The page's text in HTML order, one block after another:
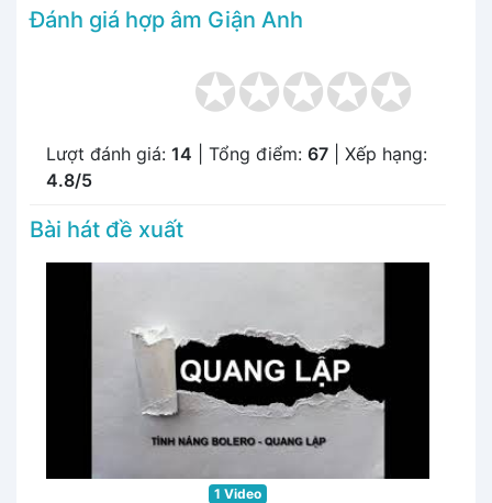
Đánh giá hợp âm Giận Anh
Lượt đánh giá: 14 | Tổng điểm: 67 | Xếp hạng:
4.8/5
Bài hát đề xuất
1 Video